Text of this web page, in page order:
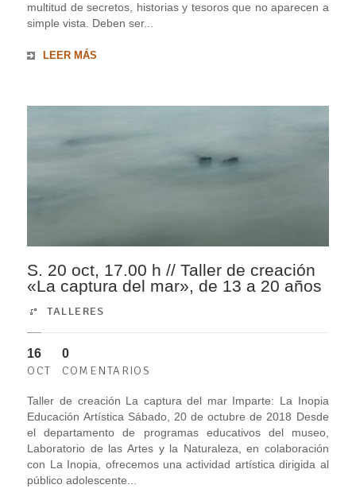
multitud de secretos, historias y tesoros que no aparecen a
simple vista. Deben ser...
LEER MÁS
S. 20 oct, 17.00 h // Taller de creación
«La captura del mar», de 13 a 20 años
TALLERES
16
OCT
0
COMENTARIOS
Taller de creación La captura del mar Imparte: La Inopia
Educación Artística Sábado, 20 de octubre de 2018 Desde
el departamento de programas educativos del museo,
Laboratorio de las Artes y la Naturaleza, en colaboración
con La Inopia, ofrecemos una actividad artística dirigida al
público adolescente...